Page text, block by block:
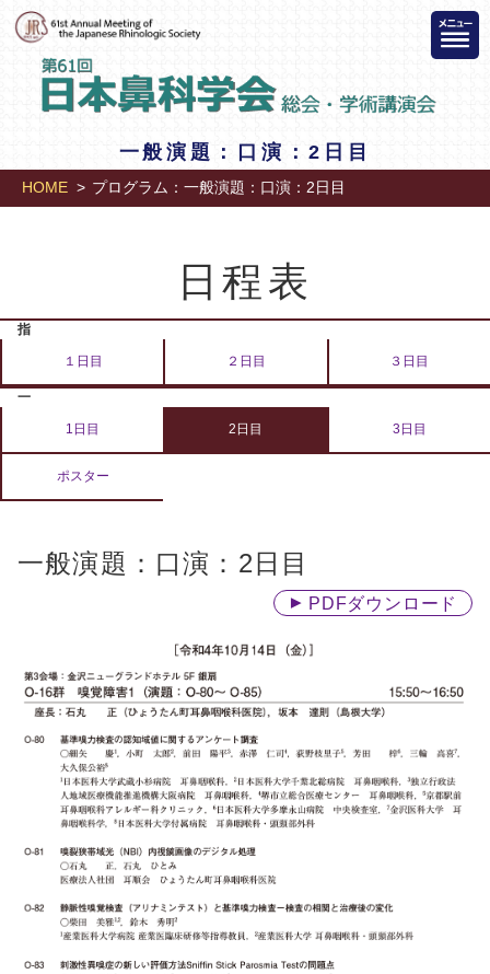
一般演題：口演：2日目
HOME プログラム：一般演題：口演：2日目
日程表
１日目 ２日目 ３日目
1日目 2日目 3日目
ポスター
一般演題：口演：2日目
PDFダウンロード